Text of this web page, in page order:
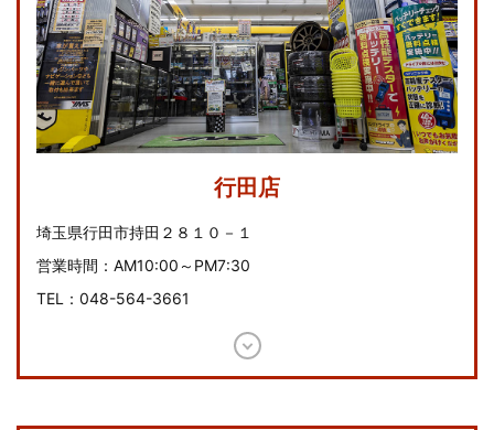
行田店
埼玉県行田市持田２８１０－１
営業時間：AM10:00～PM7:30
TEL：048-564-3661